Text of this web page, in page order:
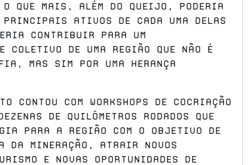
que mais, além do queijo, poderia
ativos de cada uma delas
contribuir para um
coletivo de uma região que não é
mas sim por uma herança
contou com workshops de cocriação
de quilômetros rodados que
para a região com o objetivo de
da mineração, atrair novos
e novas oportunidades de